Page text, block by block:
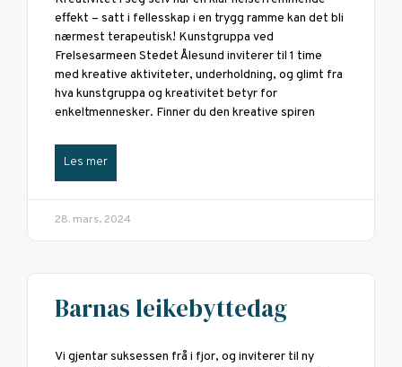
effekt – satt i fellesskap i en trygg ramme kan det bli
nærmest terapeutisk! Kunstgruppa ved
Frelsesarmeen Stedet Ålesund inviterer til 1 time
med kreative aktiviteter, underholdning, og glimt fra
hva kunstgruppa og kreativitet betyr for
enkeltmennesker. Finner du den kreative spiren
Les mer
28. mars, 2024
Barnas leikebyttedag
Vi gjentar suksessen frå i fjor, og inviterer til ny